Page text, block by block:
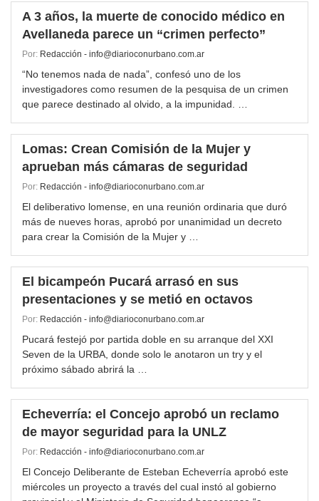
A 3 años, la muerte de conocido médico en
Avellaneda parece un “crimen perfecto”
Por: Redacción - info@diarioconurbano.com.ar
“No tenemos nada de nada”, confesó uno de los
investigadores como resumen de la pesquisa de un crimen
que parece destinado al olvido, a la impunidad. …
Lomas: Crean Comisión de la Mujer y
aprueban más cámaras de seguridad
Por: Redacción - info@diarioconurbano.com.ar
El deliberativo lomense, en una reunión ordinaria que duró
más de nueves horas, aprobó por unanimidad un decreto
para crear la Comisión de la Mujer y …
El bicampeón Pucará arrasó en sus
presentaciones y se metió en octavos
Por: Redacción - info@diarioconurbano.com.ar
Pucará festejó por partida doble en su arranque del XXI
Seven de la URBA, donde solo le anotaron un try y el
próximo sábado abrirá la …
Echeverría: el Concejo aprobó un reclamo
de mayor seguridad para la UNLZ
Por: Redacción - info@diarioconurbano.com.ar
El Concejo Deliberante de Esteban Echeverría aprobó este
miércoles un proyecto a través del cual instó al gobierno